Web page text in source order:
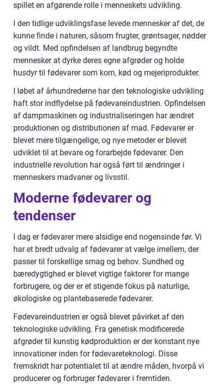
spillet en afgørende rolle i menneskets udvikling.
I den tidlige udviklingsfase levede mennesker af det, de
kunne finde i naturen, såsom frugter, grøntsager, nødder
og vildt. Med opfindelsen af landbrug begyndte
mennesker at dyrke deres egne afgrøder og holde
husdyr til fødevarer som korn, kød og mejeriprodukter.
I løbet af århundrederne har den teknologiske udvikling
haft stor indflydelse på fødevareindustrien. Opfindelsen
af dampmaskinen og industrialiseringen har ændret
produktionen og distributionen af mad. Fødevarer er
blevet mere tilgængelige, og nye metoder er blevet
udviklet til at bevare og forarbejde fødevarer. Den
industrielle revolution har også ført til ændringer i
menneskers madvaner og livsstil.
Moderne fødevarer og
tendenser
I dag er fødevarer mere alsidige end nogensinde før. Vi
har et bredt udvalg af fødevarer at vælge imellem, der
passer til forskellige smag og behov. Sundhed og
bæredygtighed er blevet vigtige faktorer for mange
forbrugere, og der er et stigende fokus på naturlige,
økologiske og plantebaserede fødevarer.
Fødevareindustrien er også blevet påvirket af den
teknologiske udvikling. Fra genetisk modificerede
afgrøder til kunstig kødproduktion er der konstant nye
innovationer inden for fødevareteknologi. Disse
fremskridt har potentialet til at ændre måden, hvorpå vi
producerer og forbruger fødevarer i fremtiden.